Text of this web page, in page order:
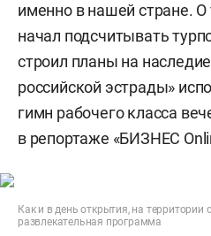
именно в нашей стране.
начал подсчитывать
строил планы на
российской эстрады»
гимн рабочего класса
в репортаже «БИЗНЕС
Как и в день открытия, на территории
развлекательная программа